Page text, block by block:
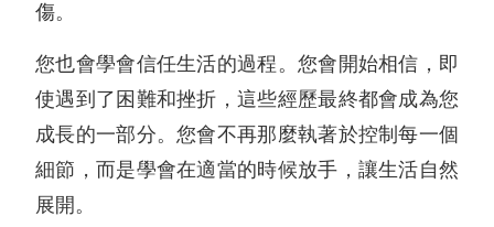
傷。
您也會學會信任生活的過程。您會開始相信，即
使遇到了困難和挫折，這些經歷最終都會成為您
成長的一部分。您會不再那麼執著於控制每一個
細節，而是學會在適當的時候放手，讓生活自然
展開。